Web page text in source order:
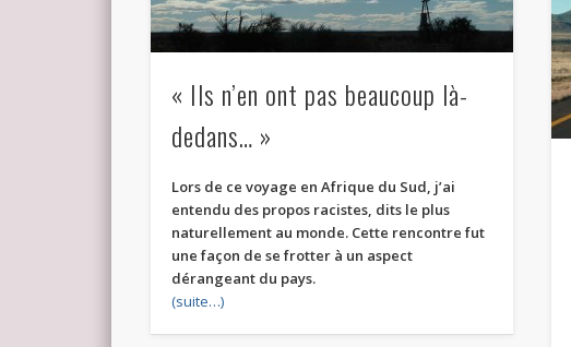
« Ils n’en ont pas beaucoup là-
dedans… »
Lors de ce voyage en Afrique du Sud, j’ai
entendu des propos racistes, dits le plus
naturellement au monde. Cette rencontre fut
une façon de se frotter à un aspect
dérangeant du pays.
(suite…)